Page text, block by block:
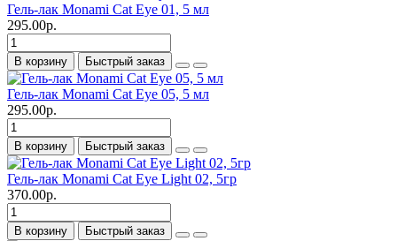
Гель-лак Monami Cat Eye 01, 5 мл
295.00р.
В корзину Быстрый заказ
Гель-лак Monami Cat Eye 05, 5 мл
295.00р.
В корзину Быстрый заказ
Гель-лак Monami Cat Eye Light 02, 5гр
370.00р.
В корзину Быстрый заказ